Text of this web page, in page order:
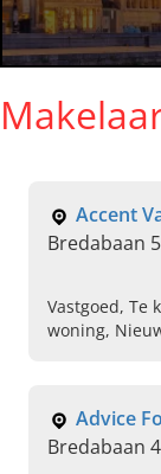
Accent
Bredabaan
Vastgoed, Te
woning,
Advice
Bredabaan